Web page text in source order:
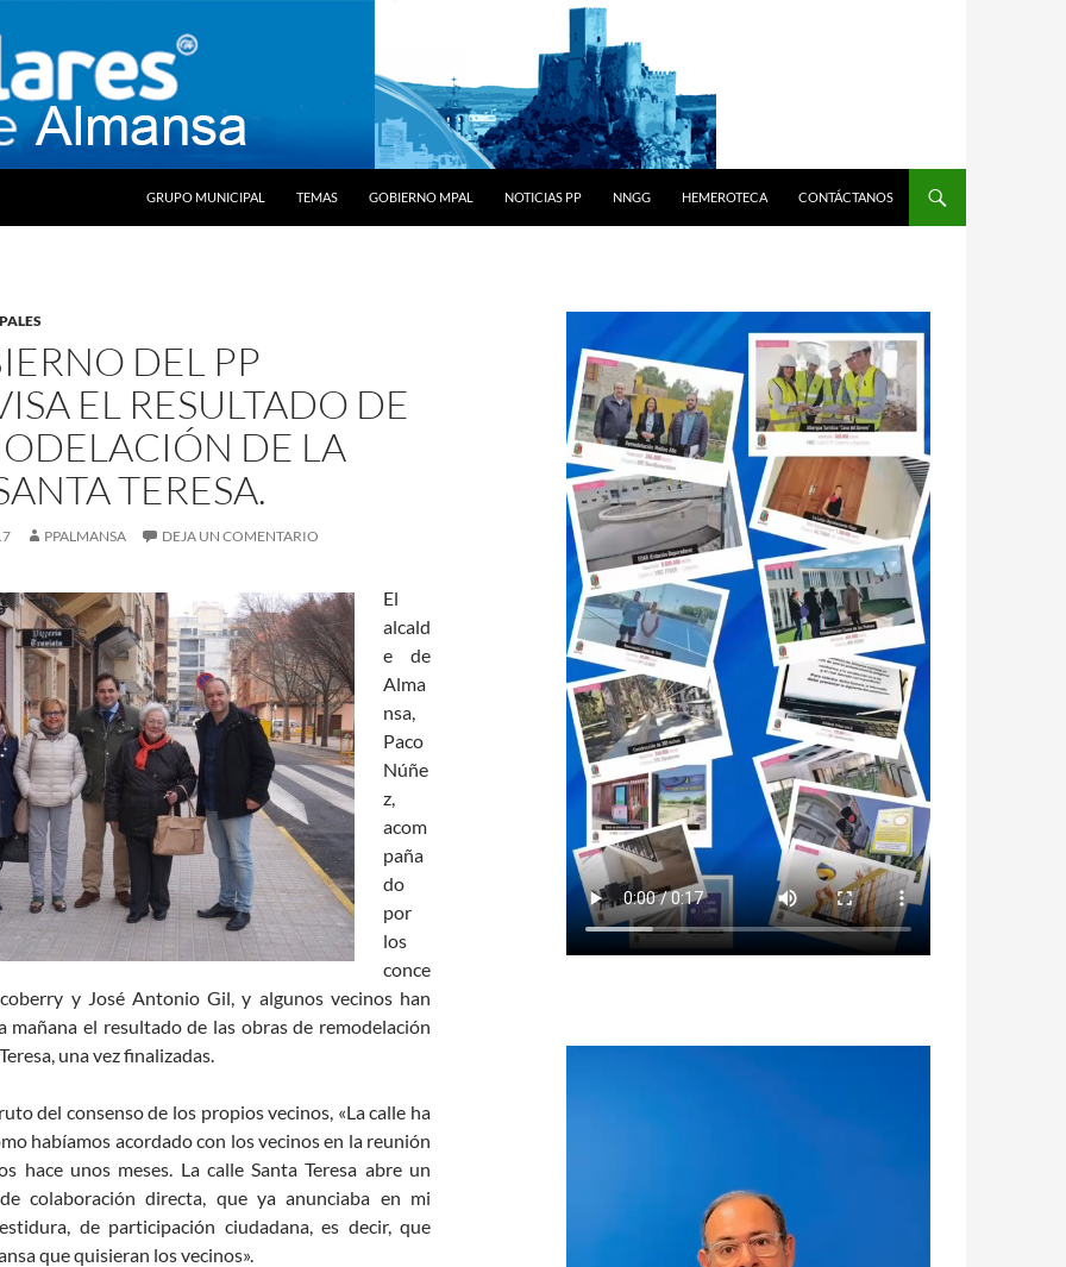
GRUPO MUNICIPAL
TEMAS GOBIERNO MPAL NOTICIAS PP NNGG HEMEROTECA CONTÁCTANOS
DEL PP
EL RESULTADO DE
DE LA
TERESA.
PPALMANSA DEJA UN COMENTARIO
El
alcald
e de
Alma
nsa,
Paco
Núñe
z,
acom
paña
do
por
los
conce
y José Antonio Gil, y algunos vecinos han
mañana el resultado de las obras de remodelación
una vez finalizadas.
del consenso de los propios vecinos, «La calle ha
habíamos acordado con los vecinos en la reunión
hace unos meses. La calle Santa Teresa abre un
colaboración directa, que ya anunciaba en mi
de participación ciudadana, es decir, que
que quisieran los vecinos».